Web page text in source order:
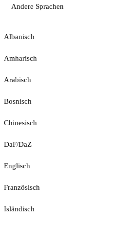
Andere Sprachen
Albanisch
Amharisch
Arabisch
Bosnisch
Chinesisch
DaF/DaZ
Englisch
Französisch
Isländisch